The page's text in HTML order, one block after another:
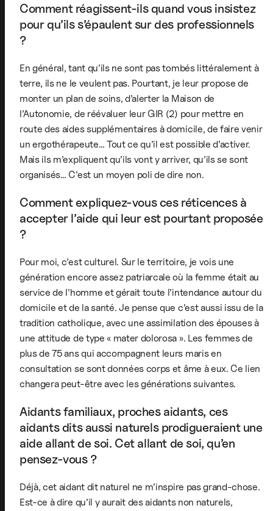
Comment réagissent-ils quand vous insistez
pour qu’ils s’épaulent sur des professionnels
?
En général, tant qu’ils ne sont pas tombés littéralement à
terre, ils ne le veulent pas. Pourtant, je leur propose de
monter un plan de soins, d’alerter la Maison de
l’Autonomie, de réévaluer leur GIR (2) pour mettre en
route des aides supplémentaires à domicile, de faire venir
un ergothérapeute… Tout ce qu’il est possible d’activer.
Mais ils m’expliquent qu’ils vont y arriver, qu’ils se sont
organisés… C’est un moyen poli de dire non.
Comment expliquez-vous ces réticences à
accepter l’aide qui leur est pourtant proposée
?
Pour moi, c’est culturel. Sur le territoire, je vois une
génération encore assez patriarcale où la femme était au
service de l’homme et gérait toute l’intendance autour du
domicile et de la santé. Je pense que c’est aussi issu de la
tradition catholique, avec une assimilation des épouses à
une attitude de type « mater dolorosa ». Les femmes de
plus de 75 ans qui accompagnent leurs maris en
consultation se sont données corps et âme à eux. Ce lien
changera peut-être avec les générations suivantes.
Aidants familiaux, proches aidants, ces
aidants dits aussi naturels prodigueraient une
aide allant de soi. Cet allant de soi, qu’en
pensez-vous ?
Déjà, cet aidant dit naturel ne m’inspire pas grand-chose.
Est-ce à dire qu’il y aurait des aidants non naturels,